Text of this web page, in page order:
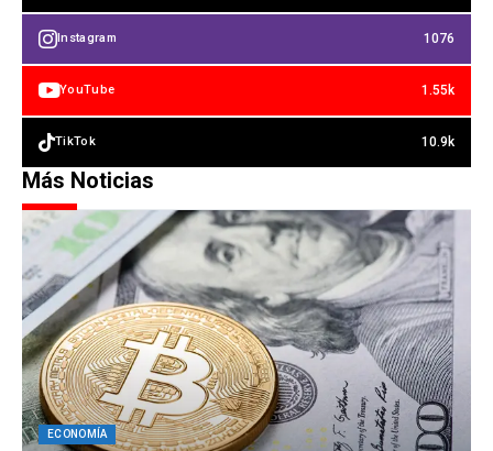
Instagram 1076
YouTube 1.55k
TikTok 10.9k
Más Noticias
ECONOMÍA